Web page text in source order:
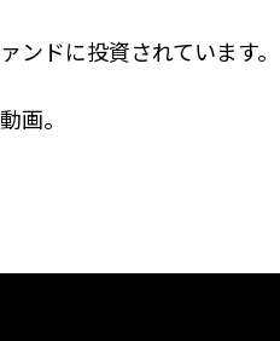
ンドに投資されています。
画。